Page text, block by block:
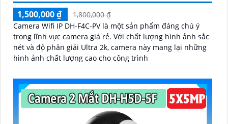
1,500,000 ₫
1,800,000 ₫
Camera Wifi IP DH-F4C-PV là một sản phẩm đáng chú ý
trong lĩnh vực camera giá rẻ. Với chất lượng hình ảnh sắc
nét và độ phân giải Ultra 2k, camera này mang lại những
hình ảnh chất lượng cao cho công trình